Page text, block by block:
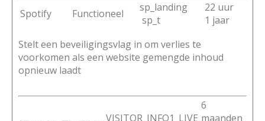
Spotify Functioneel
sp_landing
sp_t
22 uur
1 jaar
Stelt een beveiligingsvlag in om verlies te
voorkomen als een website gemengde inhoud
opnieuw laadt
VISITOR_INFO1_LIVE
6
maanden